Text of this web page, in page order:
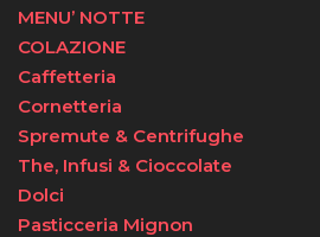
MENU’ NOTTE
COLAZIONE
Caffetteria
Cornetteria
Spremute & Centrifughe
The, Infusi & Cioccolate
Dolci
Pasticceria Mignon